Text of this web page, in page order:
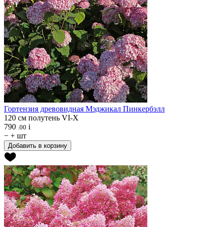
Гортензия древовидная Мэджикал Пинкербэлл
120 см полутень VI-X
790 .00 i
− + шт
Добавить в корзину